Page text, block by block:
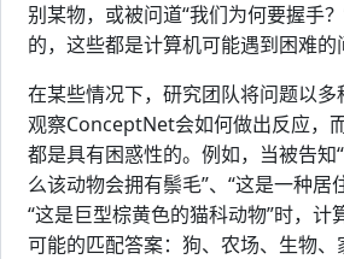
别某物，或被问道“我们为何要握手
的，这些都是计算机可能遇到困难的
在某些情况下，研究团队将问题以
观察ConceptNet会如何做出反应，
都是具有困惑性的。例如，当被告知
么该动物会拥有鬃毛”、“这是一种居
“这是巨型棕黄色的猫科动物”时，计
可能的匹配答案：狗、农场、生物、